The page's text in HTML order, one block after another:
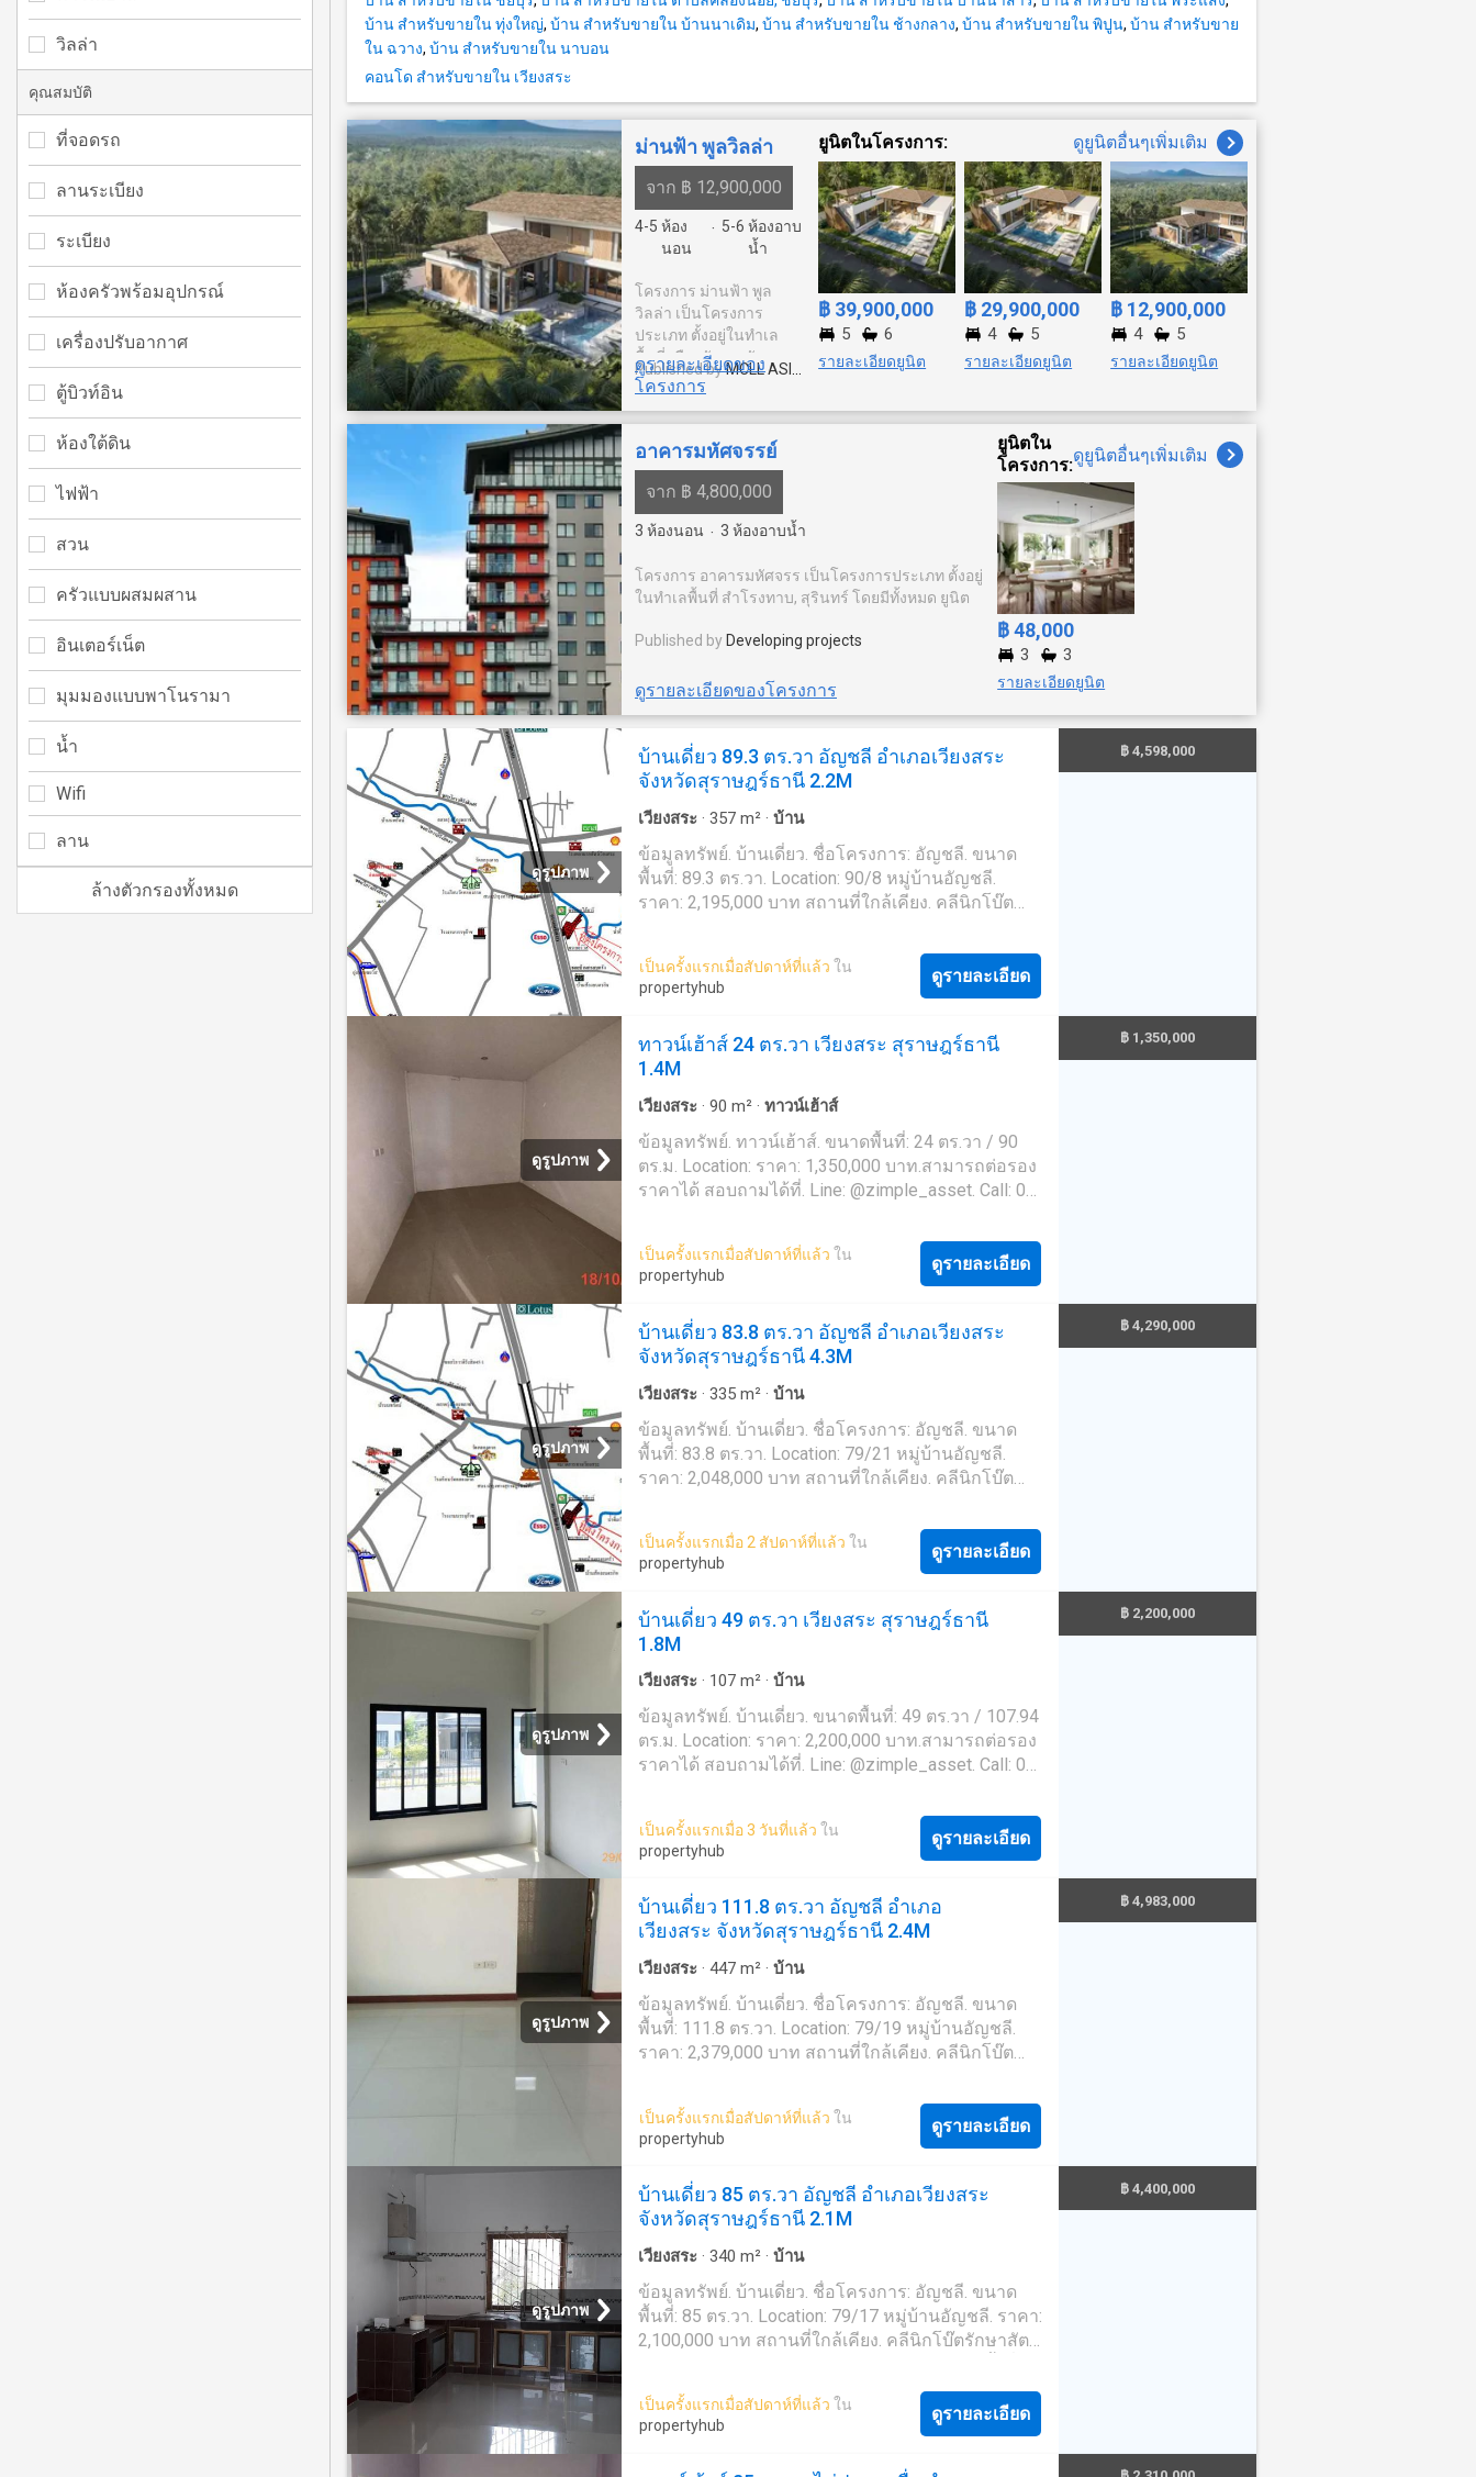
@ddgoodhome.com LINE: ----------------------n
ด้วยทีมงานมืออาชีพ ✅ทำการตลาดแน่นๆทั้ง Online
และ Offline ✅ดูแลลูกค้าตลอดจนถึงวันโอน ณ กรม
ที่ดิน ✅อยากซื้ออยากขายอสังหาฯ ให้ DDGoodHome
ดูแล 061264---- #ส้มเกลี้ยงทาวน์ #SomkliangTown
#สุราษฎร์ธานี #เวียงสระ #เขานิพันธ์ #บ้านมือสอง
#บ้านสวยราคาดี #บ้านสวย #คอนโดมือสอง #บ้าน
เดี่ยว #ทาวเฮ้าส์ #ตึกแถว #ที่ดิน #คอนโด #บ้านมือ
สองกรุงเทพ #บ้านมือสองกรุงเทพและปริมณฑล
#บริการรับฝากขายอสังหาทุกชนิด #คิดถึงบ้านมือสอง
ต้องดีดีกู๊ดโฮม #ดีดีกู๊ดโฮม #DDGoodHome
#Goodhomegoodlife #พี่เบ็ญเป็นนายหน้า
บ้าน สำหรับขายใน ทุ่งใหญ่, บ้าน สำหรับขายใน บ้านนาเดิม, บ้าน สำหรับขายใน ช้างกลาง, บ้าน สำหรับขายใน พิปูน, บ้าน สำหรับขาย
ใน ฉวาง, บ้าน สำหรับขายใน นาบอน
คอนโด สำหรับขายใน เวียงสระ
ม่านฟ้า พูลวิลล่า
จาก ฿ 12,900,000
4-5 ห้อง
นอน
· 5-6 ห้องอาบ
น้ำ
โครงการ ม่านฟ้า พูล
วิลล่า เป็นโครงการ
ประเภท ตั้งอยู่ในทำเล
พื้นที่ เมืองพัทยา, พัทยา
โดยมีทั้งหมด ยูนิต
Published byMCLL ASIA
company limited
ดูรายละเอียดของ
โครงการ
ยูนิตในโครงการ: ดูยูนิตอื่นๆเพิ่มเติม
฿ 39,900,000
5 6
รายละเอียดยูนิต
฿ 29,900,000
4 5
รายละเอียดยูนิต
฿ 12,900,000
4 5
รายละเอียดยูนิต
อาคารมหัศจรรย์
จาก ฿ 4,800,000
3 ห้องนอน · 3 ห้องอาบน้ำ
โครงการ อาคารมหัศจรร เป็นโครงการประเภท ตั้งอยู่
ในทำเลพื้นที่ สำโรงทาบ, สุรินทร์ โดยมีทั้งหมด ยูนิต
Published by Developing projects
ดูรายละเอียดของโครงการ
ยูนิตใน
โครงการ:ดูยูนิตอื่นๆเพิ่มเติม
฿ 48,000
3 3
รายละเอียดยูนิต
ดูรูปภาพ
บ้านเดี่ยว 89.3 ตร.วา อัญชลี อำเภอเวียงสระ
จังหวัดสุราษฎร์ธานี 2.2M
เวียงสระ · 357 m² · บ้าน
ข้อมูลทรัพย์. บ้านเดี่ยว. ชื่อโครงการ: อัญชลี. ขนาด
พื้นที่: 89.3 ตร.วา. Location: 90/8 หมู่บ้านอัญชลี.
ราคา: 2,195,000 บาท สถานที่ใกล้เคียง. คลีนิกโบ๊ต
กม. น้ำดื่ม
เป็นครั้งแรกเมื่อสัปดาห์ที่แล้ว ใน
propertyhub
ดูรายละเอียด
฿ 4,598,000
ดูรูปภาพ
ทาวน์เฮ้าส์ 24 ตร.วา เวียงสระ สุราษฎร์ธานี
1.4M
เวียงสระ · 90 m² · ทาวน์เฮ้าส์
ข้อมูลทรัพย์. ทาวน์เฮ้าส์. ขนาดพื้นที่: 24 ตร.วา / 90
ตร.ม. Location: ราคา: 1,350,000 บาท.สามารถต่อรอง
ราคาได้ สอบถามได้ที่. Line: @zimple_asset. Call: 02-
ขั้นตอนการซื้อนะคะ ' โปรโมชั่น ฟรีค่าธรรมเนียม
การโอนสูงสุด 200,000 บาท เมื่อโอนกรรมสิทธิ์
ภายใน 30 วัน นับจากวันที่ธนาคารแจ้งผลอนุมัติการ
เป็นครั้งแรกเมื่อสัปดาห์ที่แล้ว ใน
propertyhub
ดูรายละเอียด
฿ 1,350,000
ดูรูปภาพ
บ้านเดี่ยว 83.8 ตร.วา อัญชลี อำเภอเวียงสระ
จังหวัดสุราษฎร์ธานี 4.3M
เวียงสระ · 335 m² · บ้าน
ข้อมูลทรัพย์. บ้านเดี่ยว. ชื่อโครงการ: อัญชลี. ขนาด
พื้นที่: 83.8 ตร.วา. Location: 79/21 หมู่บ้านอัญชลี.
ราคา: 2,048,000 บาท สถานที่ใกล้เคียง. คลีนิกโบ๊ต
เป็นครั้งแรกเมื่อ 2 สัปดาห์ที่แล้ว ใน
propertyhub
ดูรายละเอียด
฿ 4,290,000
ดูรูปภาพ
บ้านเดี่ยว 49 ตร.วา เวียงสระ สุราษฎร์ธานี
1.8M
เวียงสระ · 107 m² · บ้าน
ข้อมูลทรัพย์. บ้านเดี่ยว. ขนาดพื้นที่: 49 ตร.วา / 107.94
ตร.ม. Location: ราคา: 2,200,000 บาท.สามารถต่อรอง
ราคาได้ สอบถามได้ที่. Line: @zimple_asset. Call: 02-
ขั้นตอนการซื้อนะคะ ' โปรโมชั่น ฟรีค่าธรรมเนียม
การโอนสูงสุด 200,000 บาท เมื่อโอนกรรมสิทธิ์
ภายใน 30 วัน นับจากวันที่ธนาคารแจ้งผลอนุมัติการ
เป็นครั้งแรกเมื่อ 3 วันที่แล้ว ใน
propertyhub
ดูรายละเอียด
฿ 2,200,000
ดูรูปภาพ
บ้านเดี่ยว 111.8 ตร.วา อัญชลี อำเภอ
เวียงสระ จังหวัดสุราษฎร์ธานี 2.4M
เวียงสระ · 447 m² · บ้าน
ข้อมูลทรัพย์. บ้านเดี่ยว. ชื่อโครงการ: อัญชลี. ขนาด
พื้นที่: 111.8 ตร.วา. Location: 79/19 หมู่บ้านอัญชลี.
ราคา: 2,379,000 บาท สถานที่ใกล้เคียง. คลีนิกโบ๊ต
เป็นครั้งแรกเมื่อสัปดาห์ที่แล้ว ใน
propertyhub
ดูรายละเอียด
฿ 4,983,000
ดูรูปภาพ
บ้านเดี่ยว 85 ตร.วา อัญชลี อำเภอเวียงสระ
จังหวัดสุราษฎร์ธานี 2.1M
เวียงสระ · 340 m² · บ้าน
ข้อมูลทรัพย์. บ้านเดี่ยว. ชื่อโครงการ: อัญชลี. ขนาด
พื้นที่: 85 ตร.วา. Location: 79/17 หมู่บ้านอัญชลี. ราคา:
2,100,000 บาท สถานที่ใกล้เคียง. คลีนิกโบ๊ตรักษาสัตว์
เวียงสระ
เป็นครั้งแรกเมื่อสัปดาห์ที่แล้ว ใน
propertyhub
ดูรายละเอียด
฿ 4,400,000
วิลล่า
คุณสมบัติ
ที่จอดรถ
ลานระเบียง
ระเบียง
ห้องครัวพร้อมอุปกรณ์
เครื่องปรับอากาศ
ตู้บิวท์อิน
ห้องใต้ดิน
ไฟฟ้า
สวน
ครัวแบบผสมผสาน
อินเตอร์เน็ต
มุมมองแบบพาโนรามา
น้ำ
Wifi
ลาน
ล้างตัวกรองทั้งหมด